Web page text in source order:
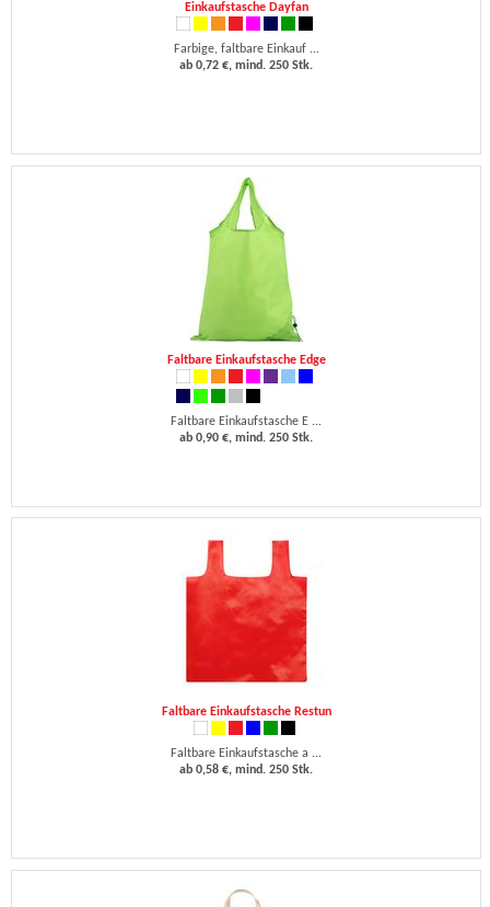
Einkaufstasche Dayfan
Farbige, faltbare Einkauf ...
ab 0,72 €, mind. 250 Stk.
Faltbare Einkaufstasche Edge
Faltbare Einkaufstasche E ...
ab 0,90 €, mind. 250 Stk.
Faltbare Einkaufstasche Restun
Faltbare Einkaufstasche a ...
ab 0,58 €, mind. 250 Stk.